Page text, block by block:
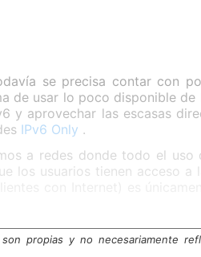
se precisa contar con
de usar lo poco disponible de
y aprovechar las escasas
IPv6 Only .
a redes donde todo el uso
los usuarios tienen acceso a
propias y no necesariamente